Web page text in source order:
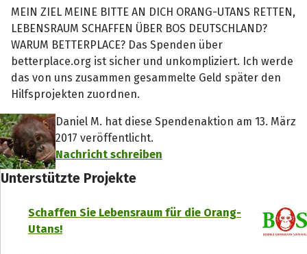
MEIN ZIEL MEINE BITTE AN DICH ORANG-UTANS RETTEN,
LEBENSRAUM SCHAFFEN ÜBER BOS DEUTSCHLAND?
WARUM BETTERPLACE? Das Spenden über
betterplace.org ist sicher und unkompliziert. Ich werde
das von uns zusammen gesammelte Geld später den
Hilfsprojekten zuordnen.
Daniel M. hat diese Spendenaktion am 13. März
2017 veröffentlicht.
Nachricht schreiben
Unterstützte Projekte
Schaffen Sie Lebensraum für die Orang-
Utans!